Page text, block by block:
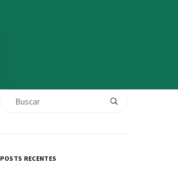
POSTS RECENTES